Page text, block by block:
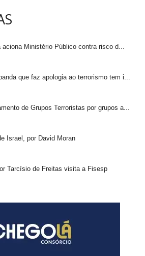
aciona Ministério Público contra risco d...
que faz apologia ao terrorismo tem i...
de Grupos Terroristas por grupos a...
Israel, por David Moran
Tarcísio de Freitas visita a Fisesp